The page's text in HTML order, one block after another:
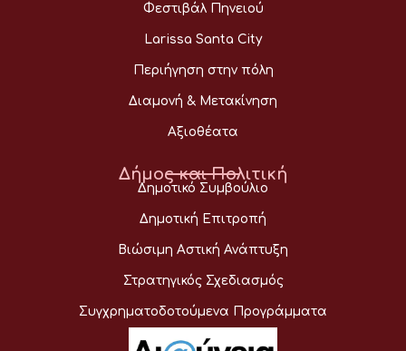
Φεστιβάλ Πηνειού
Larissa Santa City
Περιήγηση στην πόλη
Διαμονή & Μετακίνηση
Αξιοθέατα
Δήμος και Πολιτική
Δημοτικό Συμβούλιο
Δημοτική Επιτροπή
Βιώσιμη Αστική Ανάπτυξη
Στρατηγικός Σχεδιασμός
Συγχρηματοδοτούμενα Προγράμματα